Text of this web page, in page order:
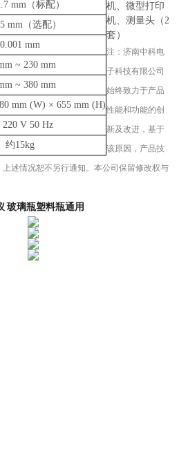
mm（标配）
mm（选配）
0.001 mm
~ 230 mm
~ 380 mm
mm (W) × 655 mm (H)
220 V 50 Hz
约15kg
机、微型打印
机、测量头（2
套）
注： 济南中科电
子科技有限公司
始终致力于产品
性能和功能的创
新及改进，基于
该原因，产品技
述情况恕不另行通知。本公司保留修改权与
玻璃瓶塑料瓶通用